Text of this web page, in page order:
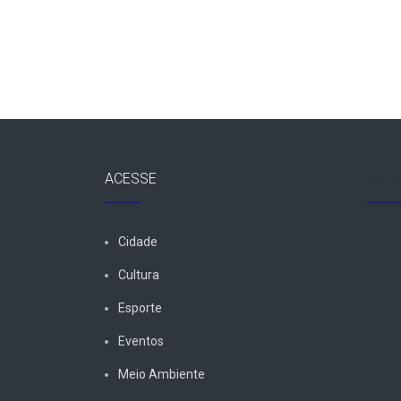
ACESSE
Cidade
Cultura
Esporte
Eventos
Meio Ambiente